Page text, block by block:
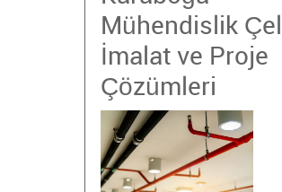
Mühendislik
İmalat ve Proje
Çözümleri